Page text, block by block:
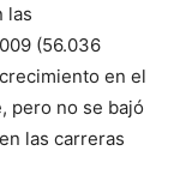
las
(56.036
en el
pero no se bajó
las carreras